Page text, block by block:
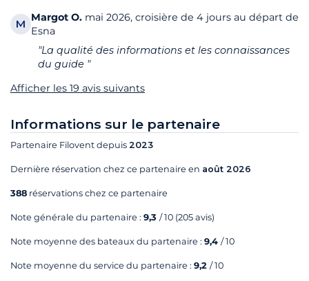
M Margot O. mai 2026, croisière de 4 jours au départ de
Esna
"La qualité des informations et les connaissances
du guide "
Afficher les 19 avis suivants
Informations sur le partenaire
Partenaire Filovent depuis 2023
Dernière réservation chez ce partenaire en août 2026
388 réservations chez ce partenaire
Note générale du partenaire : 9,3 / 10 (205 avis)
Note moyenne des bateaux du partenaire : 9,4 / 10
Note moyenne du service du partenaire : 9,2 / 10